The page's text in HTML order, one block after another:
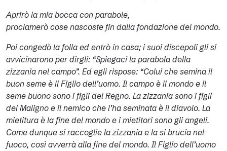
Aprirò la mia bocca con parabole,
proclamerò cose nascoste fin dalla fondazione del mondo.
Poi congedò la folla ed entrò in casa; i suoi discepoli gli si
avvicinarono per dirgli: “Spiegaci la parabola della
zizzania nel campo”. Ed egli rispose: “Colui che semina il
buon seme è il Figlio dell’uomo. Il campo è il mondo e il
seme buono sono i figli del Regno. La zizzania sono i figli
del Maligno e il nemico che l’ha seminata è il diavolo. La
mietitura è la fine del mondo e i mietitori sono gli angeli.
Come dunque si raccoglie la zizzania e la si brucia nel
fuoco, così avverrà alla fine del mondo. Il Figlio dell’uomo